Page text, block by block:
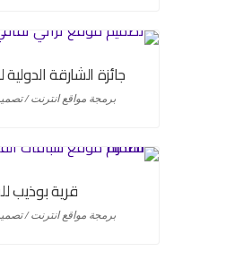
جائزة الشارقة الدولية
برمجة مواقع انترنت /
قرية بوذيب
برمجة مواقع انترنت /